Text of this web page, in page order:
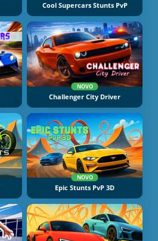
Cool Supercars Stunts PvP
NOVO
Challenger City Driver
NOVO
Epic Stunts PvP 3D